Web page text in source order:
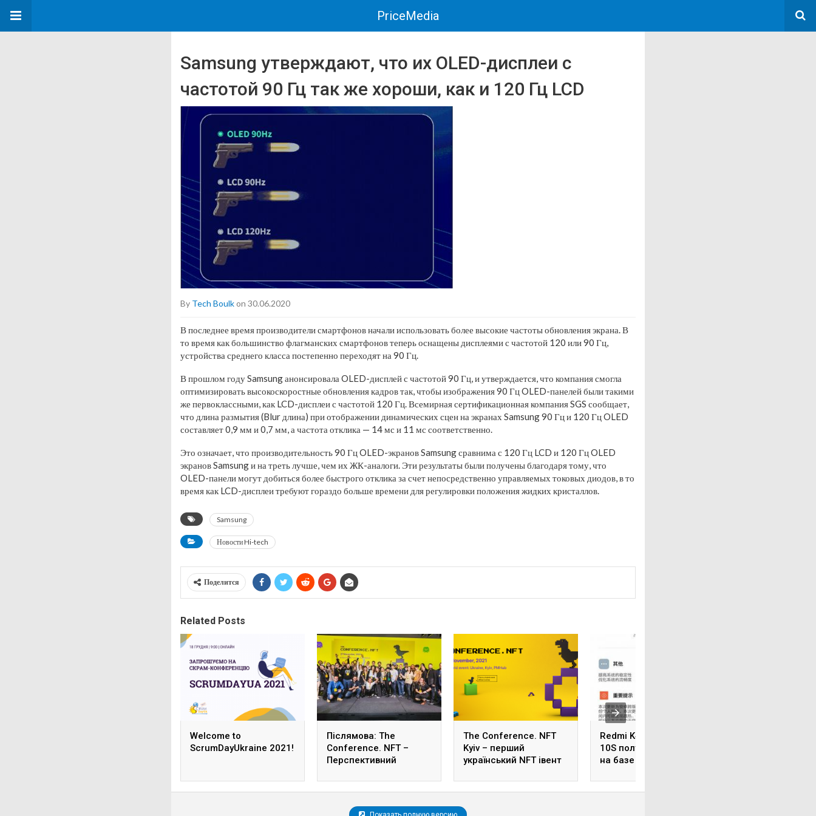
PriceMedia
Samsung утверждают, что их OLED-дисплеи с
частотой 90 Гц так же хороши, как и 120 Гц LCD
By Tech Boulkon 30.06.2020
В последнее время производители смартфонов начали использовать более высокие частоты обновления экрана. В
то время как большинство флагманских смартфонов теперь оснащены дисплеями с частотой 120 или 90 Гц,
устройства среднего класса постепенно переходят на 90 Гц.
В прошлом году Samsung анонсировала OLED-дисплей с частотой 90 Гц, и утверждается, что компания смогла
оптимизировать высокоскоростные обновления кадров так, чтобы изображения 90 Гц OLED-панелей были такими
же первоклассными, как LCD-дисплеи с частотой 120 Гц. Всемирная сертификационная компания SGS сообщает,
что длина размытия (Blur длина) при отображении динамических сцен на экранах Samsung 90 Гц и 120 Гц OLED
составляет 0,9 мм и 0,7 мм, а частота отклика — 14 мс и 11 мс соответственно.
Это означает, что производительность 90 Гц OLED-экранов Samsung сравнима с 120 Гц LCD и 120 Гц OLED
экранов Samsung и на треть лучше, чем их ЖК-аналоги. Эти результаты были получены благодаря тому, что
OLED-панели могут добиться более быстрого отклика за счет непосредственно управляемых токовых диодов, в то
время как LCD-дисплеи требуют гораздо больше времени для регулировки положения жидких кристаллов.
Samsung
Новости Hi-tech
Поделится
Related Posts
Welcome to
ScrumDayUkraine 2021!
Післямова: The
Conference. NFT –
Перспективний
світі цифрових
The Conference. NFT
Kyiv – перший
український NFT івент
Redmi K40 и Xiaomi Mi
10S получили MIUI 12.5
на базе Android 12